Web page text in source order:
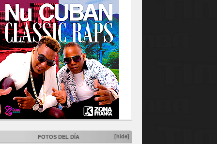
FOTOS DEL DÍA [hide]